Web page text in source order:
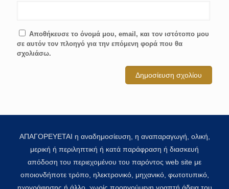
Αποθήκευσε το όνομά μου, email, και τον ιστότοπο μου
σε αυτόν τον πλοηγό για την επόμενη φορά που θα
σχολιάσω.
ΑΠΑΓΟΡΕΥΕΤΑΙ η αναδημοσίευση, η αναπαραγωγή, ολική,
μερική ή περιληπτική ή κατά παράφραση ή διασκευή
απόδοση του περιεχομένου του παρόντος web site με
οποιονδήποτε τρόπο, ηλεκτρονικό, μηχανικό, φωτοτυπικό,